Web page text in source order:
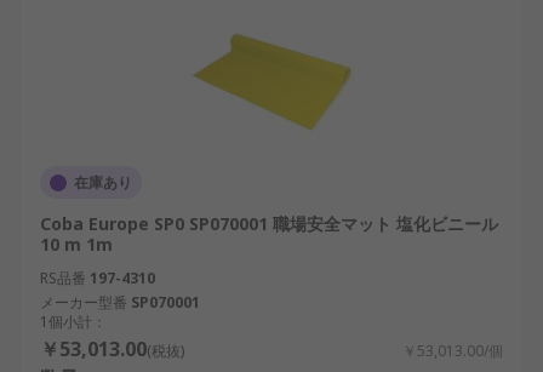
在庫あり
Coba Europe SP0 SP070001 職場安全マット 塩化ビニール
10 m 1m
RS品番 197-4310
メーカー型番 SP070001
1個小計：
￥53,013.00(税抜) ￥53,013.00/個